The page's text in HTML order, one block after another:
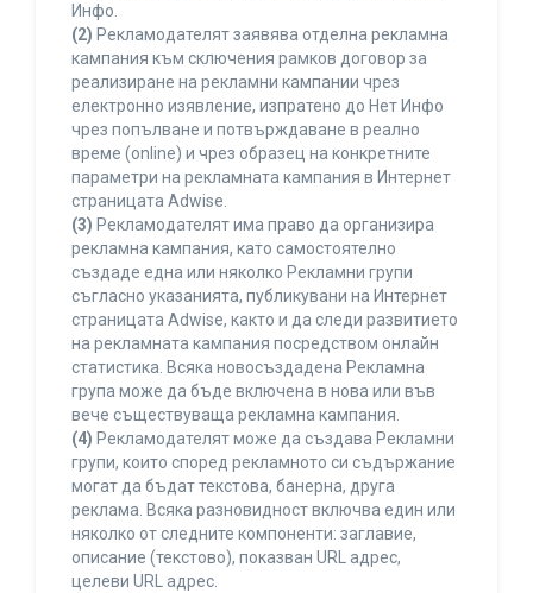
Инфо.
(2) Рекламодателят заявява отделна рекламна
кампания към сключения рамков договор за
реализиране на рекламни кампании чрез
електронно изявление, изпратено до Нет Инфо
чрез попълване и потвърждаване в реално
време (online) и чрез образец на конкретните
параметри на рекламната кампания в Интернет
страницата Adwise.
(3) Рекламодателят има право да организира
рекламна кампания, като самостоятелно
създаде една или няколко Рекламни групи
съгласно указанията, публикувани на Интернет
страницата Adwise, както и да следи развитието
на рекламната кампания посредством онлайн
статистика. Всяка новосъздадена Рекламна
група може да бъде включена в нова или във
вече съществуваща рекламна кампания.
(4) Рекламодателят може да създава Рекламни
групи, които според рекламното си съдържание
могат да бъдат текстова, банерна, друга
реклама. Всяка разновидност включва един или
няколко от следните компоненти: заглавие,
описание (текстово), показван URL адрес,
целеви URL адрес.